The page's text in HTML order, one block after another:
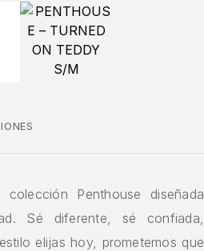
colección Penthouse diseñada
Sé diferente, sé confiada,
elijas hoy, prometemos que